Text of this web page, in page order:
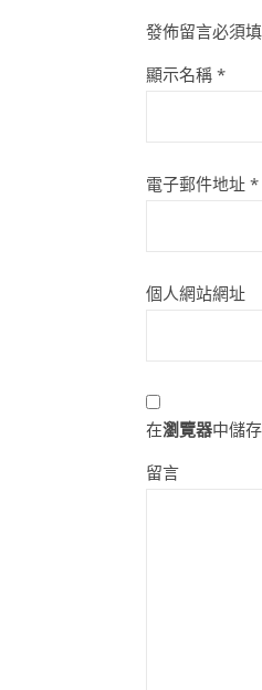
發佈留言必須
顯示名稱 *
電子郵件地址 *
個人網站網址
在瀏覽器中儲
留言